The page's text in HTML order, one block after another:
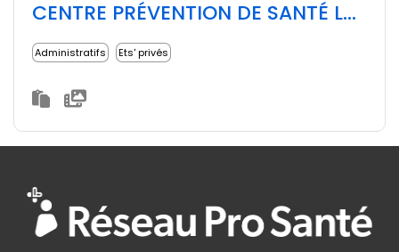
CENTRE PRÉVENTION DE SANTÉ LONGEVITÉ DE L'INSTITUT PASTEUR DE LILLE
Administratifs Ets' privés